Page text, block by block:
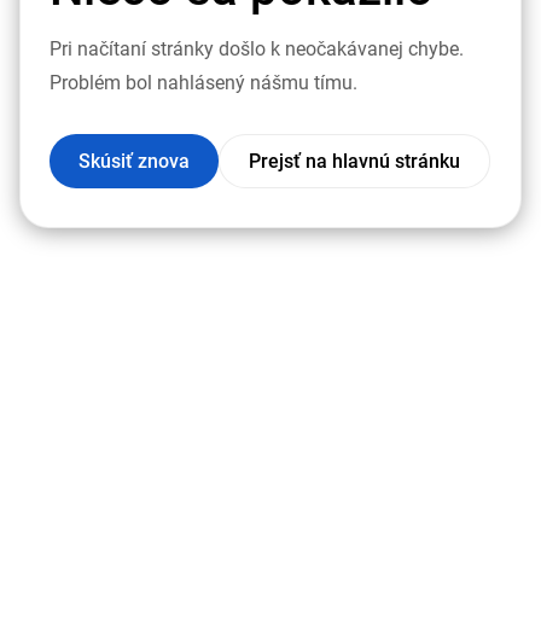
Pri načítaní stránky došlo k neočakávanej chybe.
Problém bol nahlásený nášmu tímu.
Skúsiť znova Prejsť na hlavnú stránku